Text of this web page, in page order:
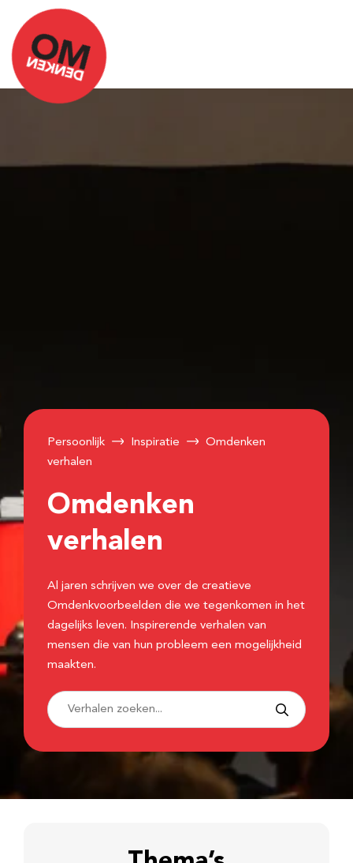
Persoonlijk Inspiratie
Omdenken
verhalen
Omdenken
verhalen
Al jaren schrijven we over de creatieve
Omdenkvoorbeelden die we tegenkomen in het
dagelijks leven. Inspirerende verhalen van
mensen die van hun probleem een mogelijkheid
maakten.